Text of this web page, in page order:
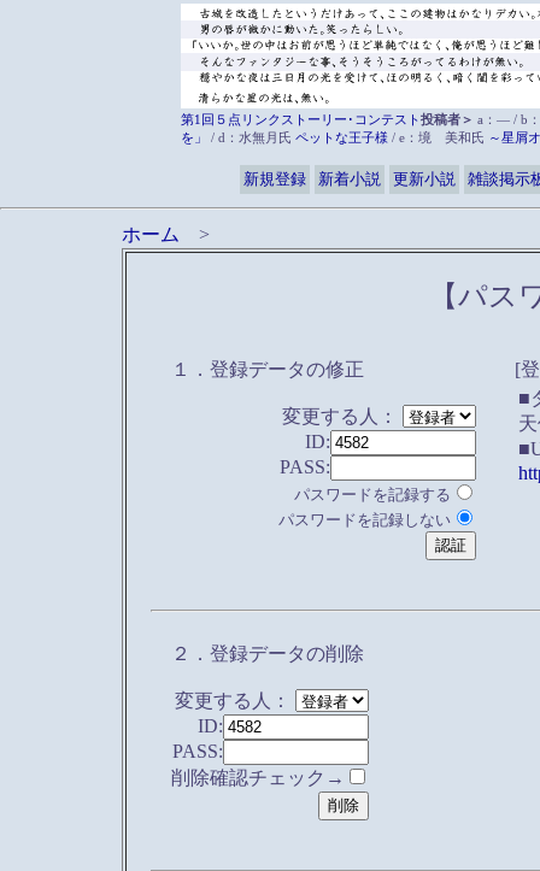
第1回５点リンクストーリー･コンテスト投稿者＞ a：― / b
を」
/ d：水無月氏 ペットな王子様 / e：境 美和氏 ～星屑
新規登録 新着小説 更新小説 雑談掲示
ホーム >
【パス
１．登録データの修正
変更する人：
ID:
PASS:
パスワードを記録する
パスワードを記録しない
[
■
２．登録データの削除
変更する人：
ID:
PASS:
削除確認チェック→